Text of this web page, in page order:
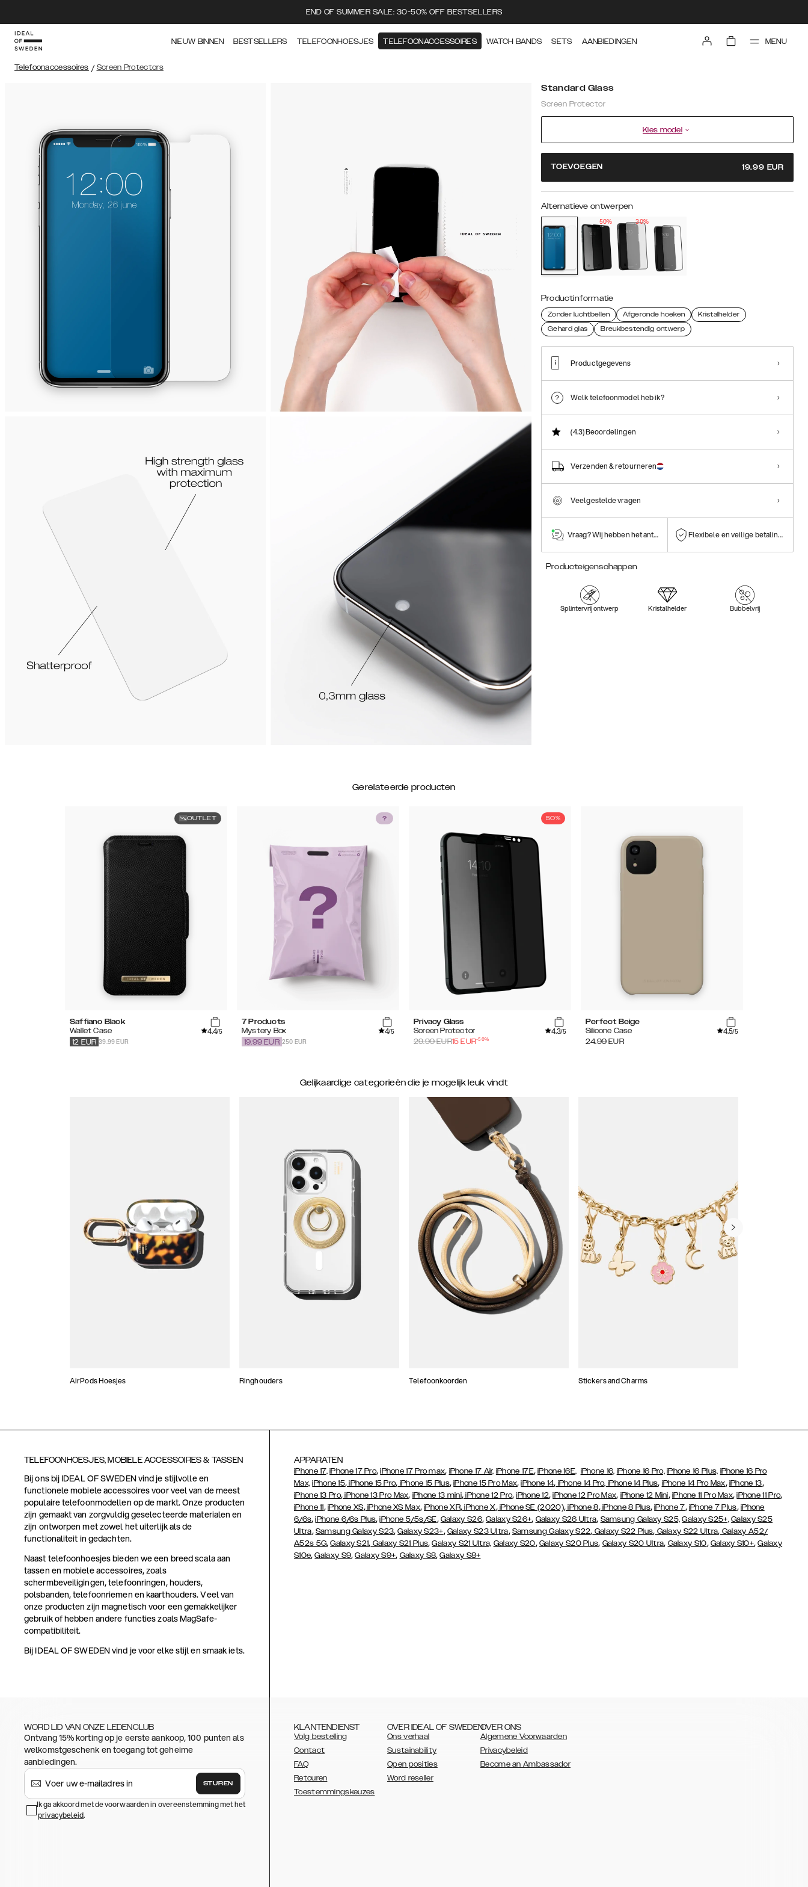
END OF SUMMER SALE: 30-50% OFF BESTSELLERS
NIEUW BINNEN BESTSELLERS TELEFOONHOESJES TELEFOONACCESSOIRES WATCH BANDS SETS AANBIEDINGEN MENU
Telefoonaccessoires / Screen Protectors
Standard Glass
Screen Protector
Kies model
TOEVOEGEN 19.99 EUR
Alternatieve ontwerpen
50% 30%
Productinformatie
Zonder luchtbellen Afgeronde hoeken
Kristalhelder
Gehard glas
Breukbestendig ontwerp
Productgegevens
Welk telefoonmodel heb ik?
(4.3)Beoordelingen
Verzenden & retourneren
Veelgestelde vragen
Vraag? Wij hebben het antwoord! Flexibele en veilige betalingen
Producteigenschappen
Splintervrij ontwerp Kristalhelder Bubbelvrij
Gerelateerde producten
OUTLET
Saffiano Black
Wallet Case
4.4/5
39.99 EUR
12 EUR
7 Products
Mystery Box
4/5
250 EUR
19.99 EUR
50%
Privacy Glass
Screen Protector
4.3/5
29.99EUR15 EUR-50%
Perfect Beige
Silicone Case
4.5/5
24.99 EUR
Gelijkaardige categorieën die je mogelijk leuk vindt
AirPods Hoesjes Ringhouders Telefoonkoorden Stickers and Charms
TELEFOONHOESJES, MOBIELE ACCESSOIRES & TASSEN
Bij ons bij IDEAL OF SWEDEN vind je stijlvolle en
functionele mobiele accessoires voor veel van de meest
populaire telefoonmodellen op de markt. Onze producten
zijn gemaakt van zorgvuldig geselecteerde materialen en
zijn ontworpen met zowel het uiterlijk als de
functionaliteit in gedachten.
Naast telefoonhoesjes bieden we een breed scala aan
tassen en mobiele accessoires, zoals
schermbeveiligingen, telefoonringen, houders,
polsbanden, telefoonriemen en kaarthouders. Veel van
onze producten zijn magnetisch voor een gemakkelijker
gebruik of hebben andere functies zoals MagSafe-
compatibiliteit.
Bij IDEAL OF SWEDEN vind je voor elke stijl en smaak iets.
APPARATEN
iPhone 17, iPhone 17 Pro,iPhone 17 Pro max, iPhone 17 Air, iPhone 17E,iPhone 16E, iPhone 16, iPhone 16 Pro, iPhone 16 Plus, iPhone 16 Pro
Max, iPhone 15, iPhone 15 Pro, iPhone 15 Plus,iPhone 15 Pro Max,iPhone 14, iPhone 14 Pro, iPhone 14 Plus, iPhone 14 Pro Max, iPhone 13,
iPhone 13 Pro, iPhone 13 Pro Max, iPhone 13 mini,iPhone 12 Pro,iPhone 12,iPhone 12 Pro Max, iPhone 12 Mini, iPhone 11 Pro Max,iPhone 11 Pro,
iPhone 11, iPhone XS,iPhone XS Max,iPhone XR,iPhone X,iPhone SE (2020),iPhone 8,iPhone 8 Plus,iPhone 7, iPhone 7 Plus, iPhone
6/6s,iPhone 6/6s Plus,iPhone 5/5s/SE, Galaxy S26,Galaxy S26+, Galaxy S26 Ultra, Samsung Galaxy S25, Galaxy S25+, Galaxy S25
Ultra, Samsung Galaxy S23,Galaxy S23+, Galaxy S23 Ultra, Samsung Galaxy S22, Galaxy S22 Plus, Galaxy S22 Ultra, Galaxy A52/
A52s 5G,Galaxy S21, Galaxy S21 Plus,Galaxy S21 Ultra, Galaxy S20, Galaxy S20 Plus, Galaxy S20 Ultra, Galaxy S10, Galaxy S10+,Galaxy
S10e,Galaxy S9,Galaxy S9+, Galaxy S8,Galaxy S8+
WORD LID VAN ONZE LEDENCLUB
Ontvang 15% korting op je eerste aankoop, 100 punten als
welkomstgeschenk en toegang tot geheime
aanbiedingen.
STUREN
Ik ga akkoord met de voorwaarden in overeenstemming met het
privacybeleid.
KLANTENDIENST
Volg bestelling
Contact
FAQ
Retouren
Toestemmingskeuzes
OVER IDEAL OF SWEDEN
Ons verhaal
Sustainability
Open posities
Word reseller
OVER ONS
Algemene Voorwaarden
Privacybeleid
Become an Ambassador
AUSTRALIA